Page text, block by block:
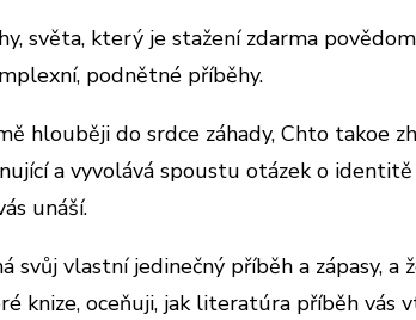
světa, který je stažení zdarma​
podnětné příběhy.
hlouběji do srdce záhady, Chto takoe
a vyvolává spoustu otázek o
unáší.
vlastní jedinečný příběh a zápasy,
knize, oceňuji, jak literatúra příběh vás